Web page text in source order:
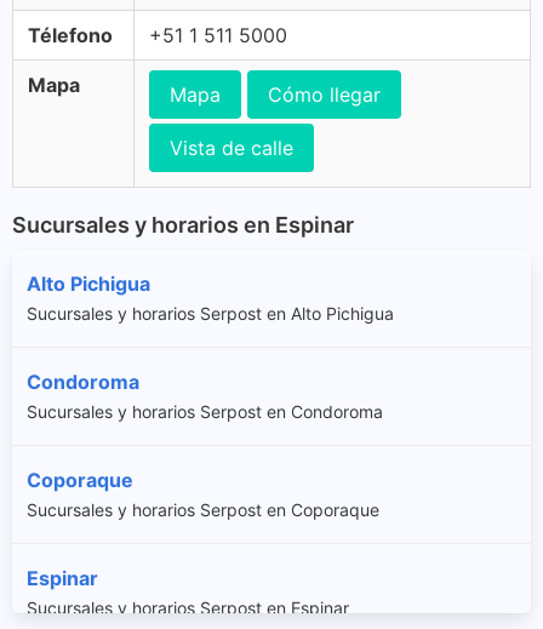
Télefono +51 1 511 5000
Mapa Mapa Cómo llegar
Vista de calle
Sucursales y horarios en Espinar
Alto Pichigua
Sucursales y horarios Serpost en Alto Pichigua
Condoroma
Sucursales y horarios Serpost en Condoroma
Coporaque
Sucursales y horarios Serpost en Coporaque
Espinar
Sucursales y horarios Serpost en Espinar